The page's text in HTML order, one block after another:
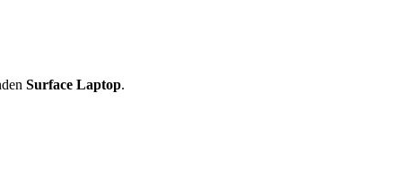
Surface Laptop.